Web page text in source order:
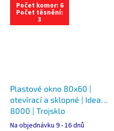
Počet komor: 6
Počet těsnění:
3
Plastové okno 80x60 |
otevírací a sklopné | Ideal
8000 | Trojsklo
Na objednávku 9 - 16 dnů